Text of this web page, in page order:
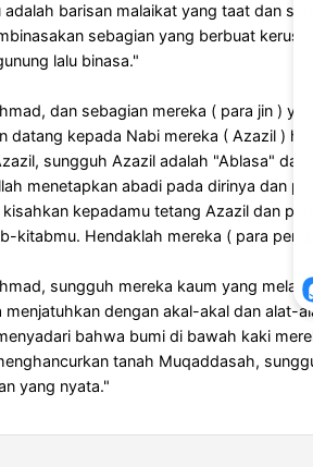
adalah barisan malaikat yang taat dan
sebagian yang berbuat
lalu binasa."
dan sebagian mereka ( para jin )
datang kepada Nabi mereka ( Azazil )
sungguh Azazil adalah "Ablasa" dan
menetapkan abadi pada dirinya dan
kepadamu tetang Azazil dan
kitabmu. Hendaklah mereka ( para
sungguh mereka kaum yang
menjatuhkan dengan akal-akal dan alat-
bahwa bumi di bawah kaki
tanah Muqaddasah,
yang nyata."